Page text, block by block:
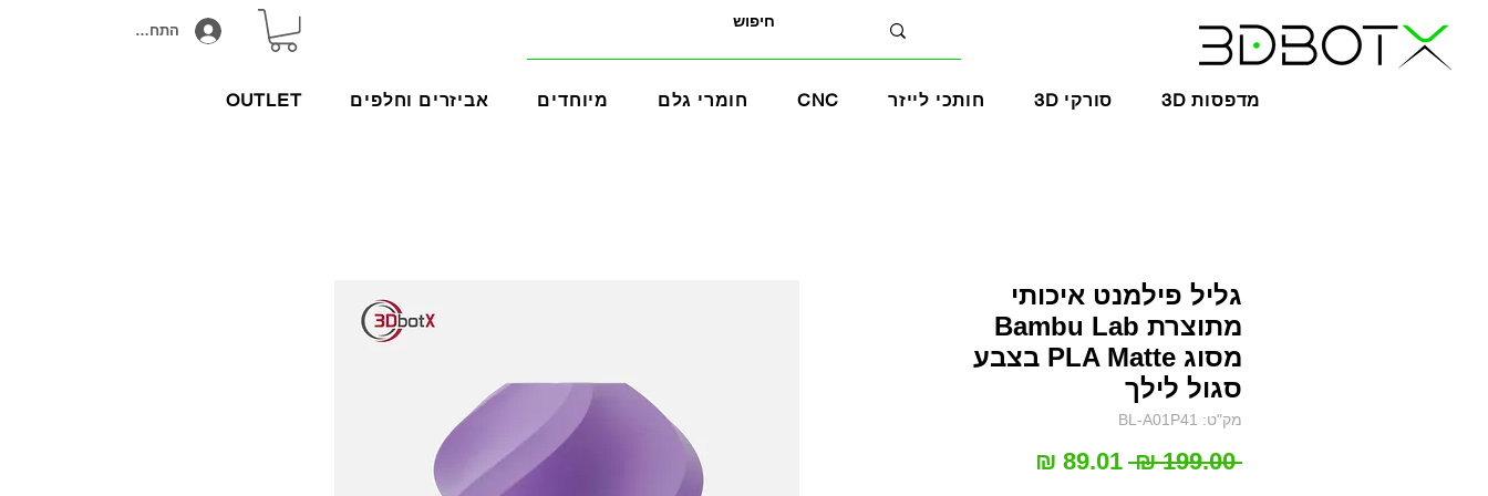
התחבר/הירשם
OUTLET אביזרים וחלפים מיוחדים חומרי גלם CNC חותכי לייזר 3D סורקי 3D מדפסות
גליל פילמנט איכותי
מתוצרת Bambu Lab
מסוג PLA Matte בצבע
סגול לילך
מק"ט: BL-A01P41
‏199.00 ‏₪
מחיר